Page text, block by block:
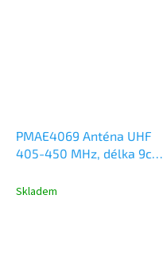
PMAE4069 Anténa UHF
405-450 MHz, délka 9cm,
DP3441, R7, R5, R2
Skladem